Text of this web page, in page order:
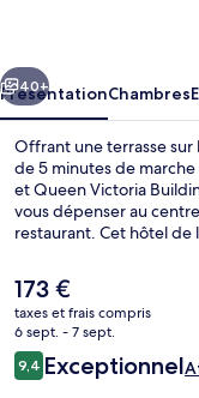
Suivant
40+
PrésentationChambres
Offrant une terrasse sur
de 5 minutes de
et Queen Victoria
vous dépenser au
restaurant. Cet hôtel de
tarissent pas d'éloges
personnel attentionné.
courte distance à pied :
Station de métro Town
Le
prix
actuel
est
de
173 €
taxes et frais compris
6 sept. - 7 sept.
Avis
voyageurs
9,49,4 sur 10
Exceptionnel